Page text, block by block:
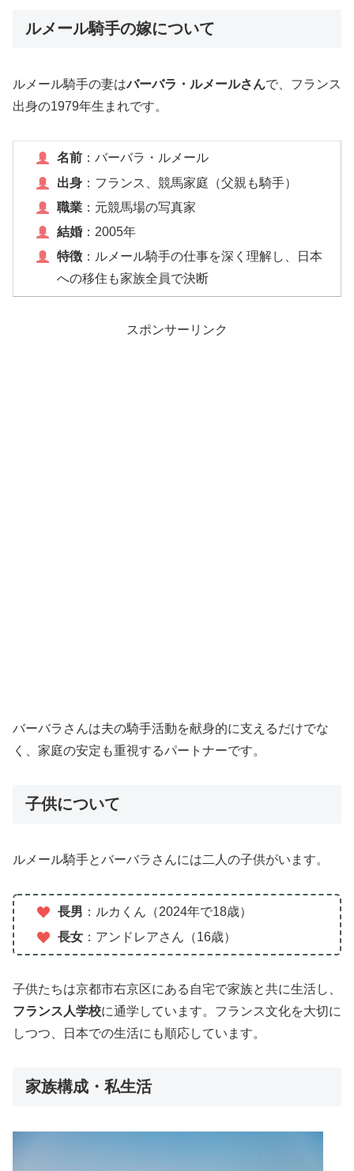
ルメール騎手の嫁について
ルメール騎手の妻はバーバラ・ルメールさんで、フランス
出身の1979年生まれです。
名前：バーバラ・ルメール
出身：フランス、競馬家庭（父親も騎手）
職業：元競馬場の写真家
結婚：2005年
特徴：ルメール騎手の仕事を深く理解し、日本
への移住も家族全員で決断
スポンサーリンク
バーバラさんは夫の騎手活動を献身的に支えるだけでな
く、家庭の安定も重視するパートナーです。
子供について
ルメール騎手とバーバラさんには二人の子供がいます。
長男 ：ルカくん（2024年で18歳）
長女：アンドレアさん（16歳）
子供たちは京都市右京区にある自宅で家族と共に生活し、
フランス人学校に通学しています。フランス文化を大切に
しつつ、日本での生活にも順応しています。
家族構成・私生活